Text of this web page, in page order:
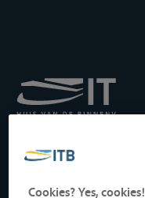
Transport auf der
Drukpersstraat 19
Cookies? Yes, cookies!